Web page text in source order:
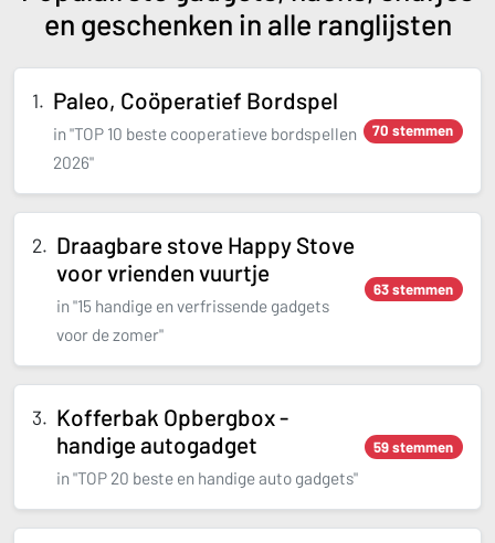
en geschenken in alle ranglijsten
Paleo, Coöperatief Bordspel
in "TOP 10 beste cooperatieve bordspellen
2026"
70 stemmen
Draagbare stove Happy Stove
voor vrienden vuurtje
in "15 handige en verfrissende gadgets
voor de zomer"
63 stemmen
Kofferbak Opbergbox -
handige autogadget
in "TOP 20 beste en handige auto gadgets"
59 stemmen